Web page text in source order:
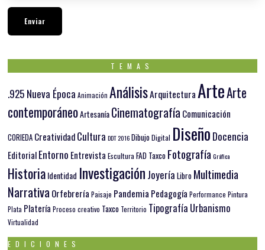
TEMAS
.925 Nueva Época Animación AnálisisArquitecturaArteArte
contemporáneoArtesaníaCinematografía Comunicación
CORIEDA CreatividadCultura DDT 2016 DibujoDigital DiseñoDocencia
EditorialEntorno Entrevista EsculturaFAD Taxco Fotografía Gráfica
HistoriaIdentidad Investigación Joyería Libro Multimedia
Narrativa Orfebrería Paisaje Pandemia Pedagogía Performance Pintura
Plata Platería Proceso creativo Taxco Territorio Tipografía Urbanismo
Virtualidad
EDICIONES